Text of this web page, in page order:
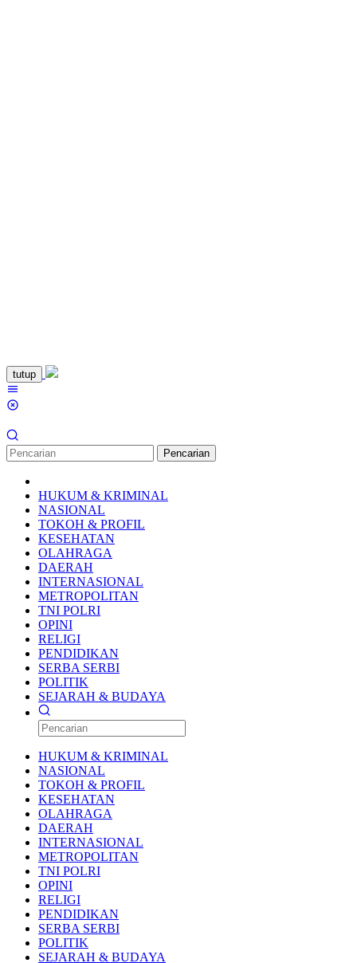
Loncat
ke
konten
tutup
Pencarian
HUKUM & KRIMINAL
NASIONAL
TOKOH & PROFIL
KESEHATAN
OLAHRAGA
DAERAH
INTERNASIONAL
METROPOLITAN
TNI POLRI
OPINI
RELIGI
PENDIDIKAN
SERBA SERBI
POLITIK
SEJARAH & BUDAYA
HUKUM & KRIMINAL
NASIONAL
TOKOH & PROFIL
KESEHATAN
OLAHRAGA
DAERAH
INTERNASIONAL
METROPOLITAN
TNI POLRI
OPINI
RELIGI
PENDIDIKAN
SERBA SERBI
POLITIK
SEJARAH & BUDAYA